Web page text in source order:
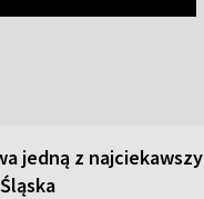
jedną z